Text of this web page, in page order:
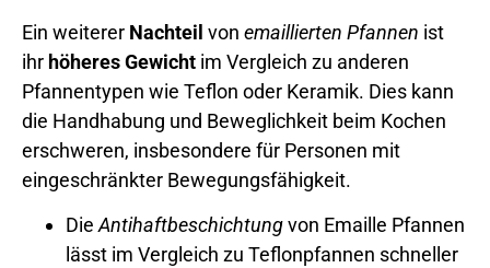
Ein weiterer Nachteil von emaillierten Pfannen ist
ihr höheres Gewicht im Vergleich zu anderen
Pfannentypen wie Teflon oder Keramik. Dies kann
die Handhabung und Beweglichkeit beim Kochen
erschweren, insbesondere für Personen mit
eingeschränkter Bewegungsfähigkeit.
DieAntihaftbeschichtungvon Emaille Pfannen
lässt im Vergleich zu Teflonpfannen schneller